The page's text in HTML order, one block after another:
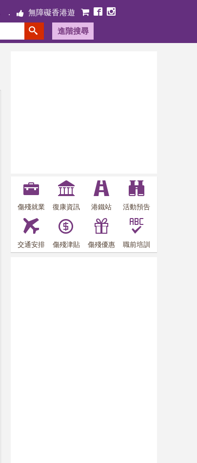
無障礙香港遊
進階搜尋
傷殘就業 復康資訊 港鐵站 活動預告
交通安排 傷殘津貼 傷殘優惠 職前培訓